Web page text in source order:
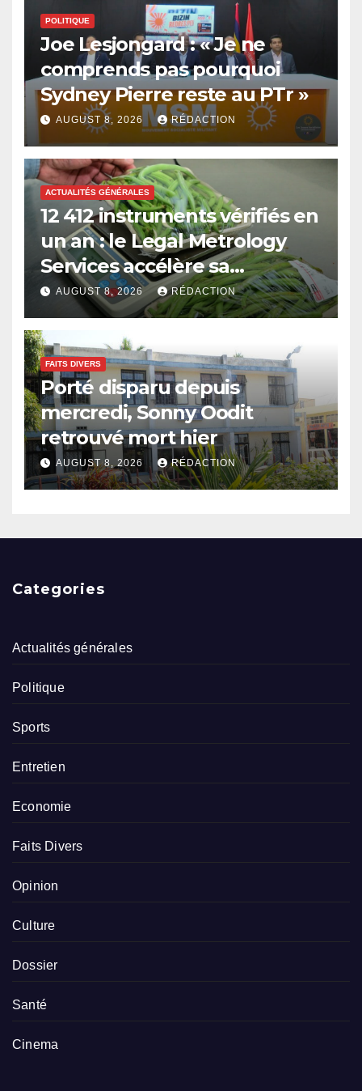
POLITIQUE
Joe Lesjongard : « Je ne
comprends pas pourquoi
Sydney Pierre reste au PTr »
AUGUST 8, 2026 RÉDACTION
ACTUALITÉS GÉNÉRALES
12 412 instruments vérifiés en
un an : le Legal Metrology
Services accélère sa
modernisation
AUGUST 8, 2026 RÉDACTION
FAITS DIVERS
Porté disparu depuis
mercredi, Sonny Oodit
retrouvé mort hier
AUGUST 8, 2026 RÉDACTION
Categories
Actualités générales
Politique
Sports
Entretien
Economie
Faits Divers
Opinion
Culture
Dossier
Santé
Cinema